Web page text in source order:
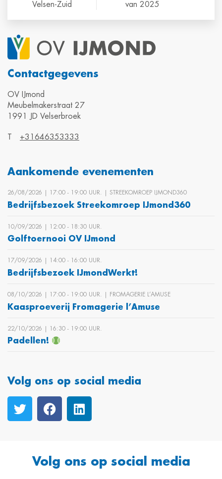
Velsen-Zuid
van 2025
Contactgegevens
OV IJmond
Meubelmakerstraat 27
1991 JD Velserbroek
T +31646353333
Aankomende evenementen
26/08/2026 | 17:00 ‐ 19:00 UUR. | STREEKOMROEP IJMOND360
Bedrijfsbezoek Streekomroep IJmond360
10/09/2026 | 12:00 ‐ 18:30 UUR.
Golftoernooi OV IJmond
17/09/2026 | 14:00 ‐ 16:00 UUR.
Bedrijfsbezoek IJmondWerkt!
08/10/2026 | 17:00 ‐ 19:00 UUR. | FROMAGERIE L’AMUSE
Kaasproeverij Fromagerie l’Amuse
22/10/2026 | 16:30 ‐ 19:00 UUR.
Padellen!
Volg ons op social media
Volg ons op social media